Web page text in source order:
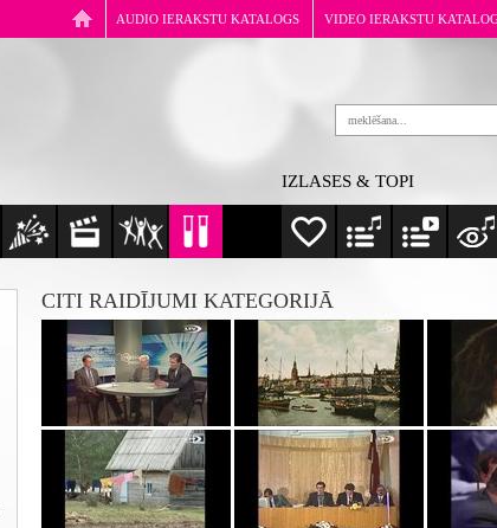
AUDIO IERAKSTU KATALOGS VIDEO IERAKSTU
IZLASES & TOPI
CITI RAIDĪJUMI KATEGORIJĀ